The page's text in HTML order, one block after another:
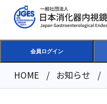
会員ログイン
HOME お知らせ